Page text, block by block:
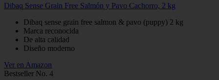
Dibaq Sense Grain Free Salmón y Pavo Cachorro, 2 kg
Dibaq sense grain free salmon & pavo (puppy) 2 kg
Marca reconocida
De alta calidad
Diseño moderno
Ver en Amazon
Bestseller No. 4